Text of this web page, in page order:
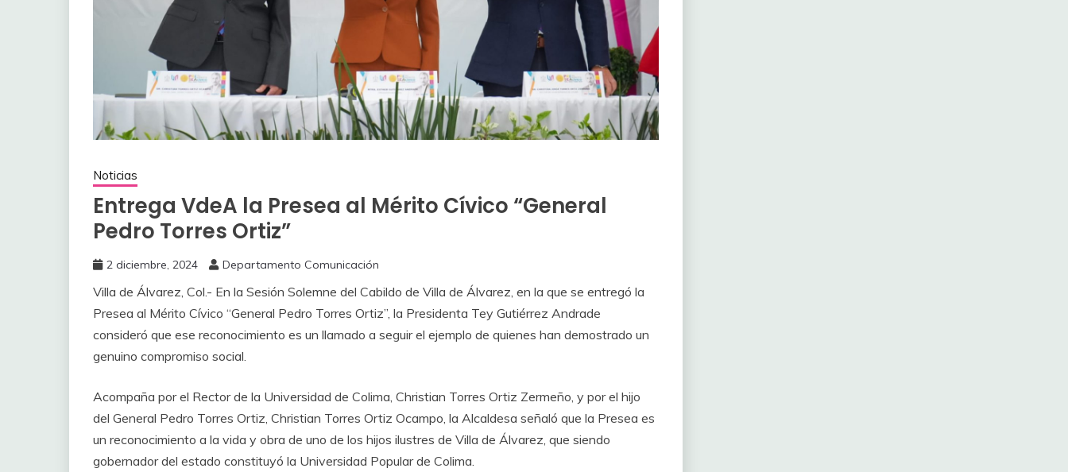
Noticias
Entrega VdeA la Presea al Mérito Cívico “General
Pedro Torres Ortiz”
2 diciembre, 2024 Departamento Comunicación
Villa de Álvarez, Col.- En la Sesión Solemne del Cabildo de Villa de Álvarez, en la que se entregó la
Presea al Mérito Cívico “General Pedro Torres Ortiz”, la Presidenta Tey Gutiérrez Andrade
consideró que ese reconocimiento es un llamado a seguir el ejemplo de quienes han demostrado un
genuino compromiso social.
Acompaña por el Rector de la Universidad de Colima, Christian Torres Ortiz Zermeño, y por el hijo
del General Pedro Torres Ortiz, Christian Torres Ortiz Ocampo, la Alcaldesa señaló que la Presea es
un reconocimiento a la vida y obra de uno de los hijos ilustres de Villa de Álvarez, que siendo
gobernador del estado constituyó la Universidad Popular de Colima.